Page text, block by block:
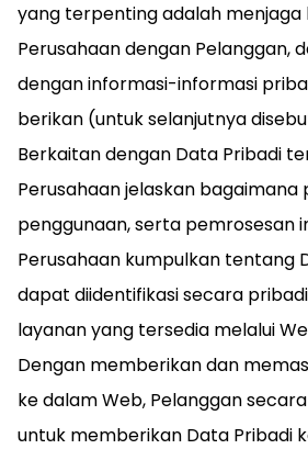
yang terpenting adalah menjaga
Perusahaan dengan Pelanggan,
dengan informasi-informasi
berikan (untuk selanjutnya
Berkaitan dengan Data Pribadi
Perusahaan jelaskan bagaimana
penggunaan, serta pemrosesan
Perusahaan kumpulkan tentang
dapat diidentifikasi secara
layanan yang tersedia melalui
Dengan memberikan dan
ke dalam Web, Pelanggan
untuk memberikan Data Pribadi